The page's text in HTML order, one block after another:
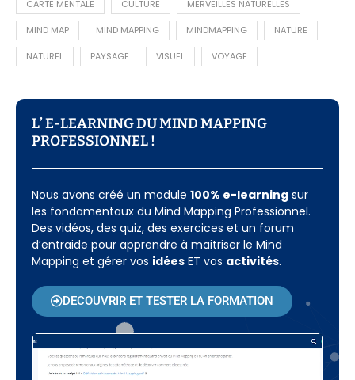
CARTE MENTALE CULTURE MERVEILLES NATURELLES
MIND MAP MIND MAPPING MINDMAPPING NATURE
NATUREL PAYSAGE VISUEL VOYAGE
L’ E-LEARNING DU MIND MAPPING
PROFESSIONNEL !​
Nous avons créé un module 100% e-learning sur
les fondamentaux du Mind Mapping Professionnel.
Des vidéos, des quiz, des exercices et un forum
d’entraide pour apprendre à maitriser le Mind
Mapping et gérer vos idées ET vos activités.
DECOUVRIR ET TESTER LA FORMATION